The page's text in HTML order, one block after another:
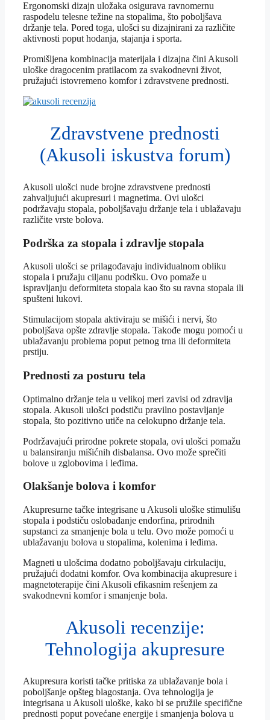
Ergonomski dizajn uložaka osigurava ravnomernu
raspodelu telesne težine na stopalima, što poboljšava
držanje tela. Pored toga, ulošci su dizajnirani za različite
aktivnosti poput hodanja, stajanja i sporta.
Promišljena kombinacija materijala i dizajna čini Akusoli
uloške dragocenim pratilacom za svakodnevni život,
pružajući istovremeno komfor i zdravstvene prednosti.
Zdravstvene prednosti
(Akusoli iskustva forum)
Akusoli ulošci nude brojne zdravstvene prednosti
zahvaljujući akupresuri i magnetima. Ovi ulošci
podržavaju stopala, poboljšavaju držanje tela i ublažavaju
različite vrste bolova.
Podrška za stopala i zdravlje stopala
Akusoli ulošci se prilagođavaju individualnom obliku
stopala i pružaju ciljanu podršku. Ovo pomaže u
ispravljanju deformiteta stopala kao što su ravna stopala ili
spušteni lukovi.
Stimulacijom stopala aktiviraju se mišići i nervi, što
poboljšava opšte zdravlje stopala. Takođe mogu pomoći u
ublažavanju problema poput petnog trna ili deformiteta
prstiju.
Prednosti za posturu tela
Optimalno držanje tela u velikoj meri zavisi od zdravlja
stopala. Akusoli ulošci podstiču pravilno postavljanje
stopala, što pozitivno utiče na celokupno držanje tela.
Podržavajući prirodne pokrete stopala, ovi ulošci pomažu
u balansiranju mišićnih disbalansa. Ovo može sprečiti
bolove u zglobovima i leđima.
Olakšanje bolova i komfor
Akupresurne tačke integrisane u Akusoli uloške stimulišu
stopala i podstiču oslobađanje endorfina, prirodnih
supstanci za smanjenje bola u telu. Ovo može pomoći u
ublažavanju bolova u stopalima, kolenima i leđima.
Magneti u ulošcima dodatno poboljšavaju cirkulaciju,
pružajući dodatni komfor. Ova kombinacija akupresure i
magnetoterapije čini Akusoli efikasnim rešenjem za
svakodnevni komfor i smanjenje bola.
Akusoli recenzije:
Tehnologija akupresure
Akupresura koristi tačke pritiska za ublažavanje bola i
poboljšanje opšteg blagostanja. Ova tehnologija je
integrisana u Akusoli uloške, kako bi se pružile specifične
prednosti poput povećane energije i smanjenja bolova u